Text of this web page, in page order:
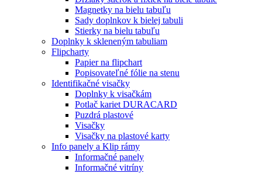
Magnetky na bielu tabuľu
Sady doplnkov k bielej tabuli
Stierky na bielu tabuľu
Doplnky k skleneným tabuliam
Flipcharty
Papier na flipchart
Popisovateľné fólie na stenu
Identifikačné visačky
Doplnky k visačkám
Potlač kariet DURACARD
Puzdrá plastové
Visačky
Visačky na plastové karty
Info panely a Klip rámy
Informačné panely
Informačné vitríny